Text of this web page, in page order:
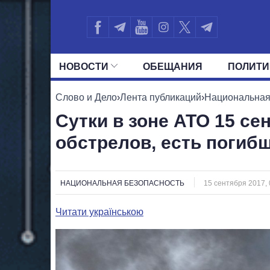
НОВОСТИ ОБЕЩАНИЯ
ВСЕ ПОЛИТИКИ ПРЕЗИДЕНТ И
Слово и Дело›Лента публикаций›
Сутки в зоне АТО 15
обстрелов, есть
НАЦИОНАЛЬНАЯ БЕЗОПАСНОСТЬ 15 сентября 2017,
Читати українською